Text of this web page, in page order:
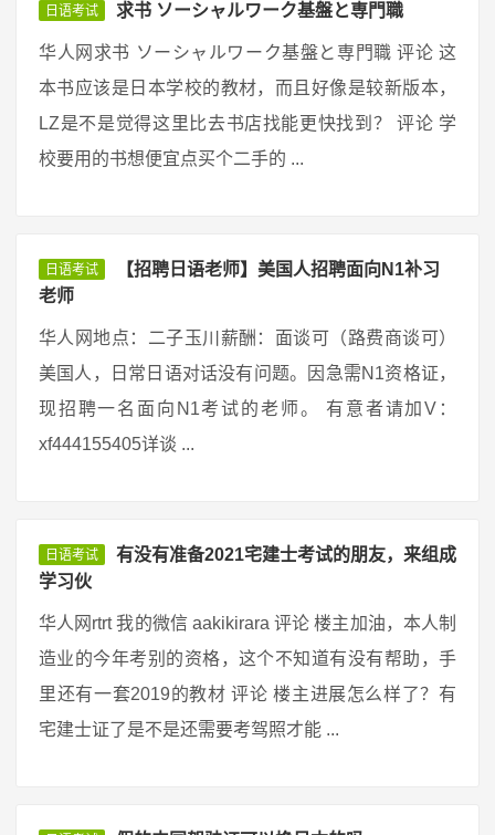
日语考试 求书 ソーシャルワーク基盤と専門職
华人网求书 ソーシャルワーク基盤と専門職 评论 这
本书应该是日本学校的教材，而且好像是较新版本，
LZ是不是觉得这里比去书店找能更快找到？ 评论 学
校要用的书想便宜点买个二手的 ...
日语考试
【招聘日语老师】美国人招聘面向N1补习
老师
华人网地点：二子玉川薪酬：面谈可（路费商谈可）
美国人，日常日语对话没有问题。因急需N1资格证，
现招聘一名面向N1考试的老师。 有意者请加V：
xf444155405详谈 ...
日语考试
有没有准备2021宅建士考试的朋友，来组成
学习伙
华人网rtrt 我的微信 aakikirara 评论 楼主加油，本人制
造业的今年考别的资格，这个不知道有没有帮助，手
里还有一套2019的教材 评论 楼主进展怎么样了？有
宅建士证了是不是还需要考驾照才能 ...